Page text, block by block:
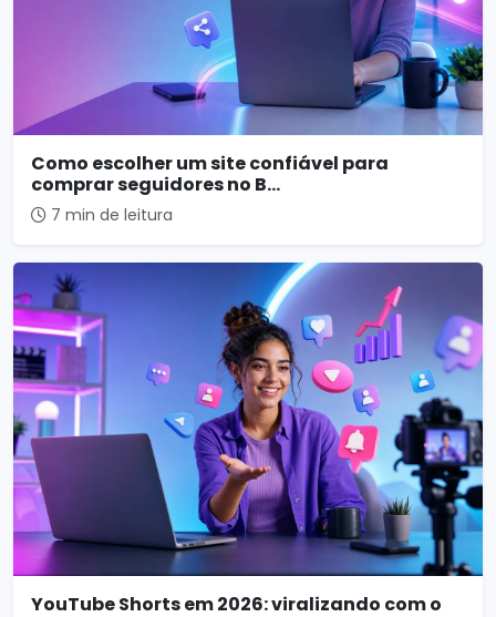
Como escolher um site confiável para
comprar seguidores no B...
7 min de leitura
YouTube Shorts em 2026: viralizando com o